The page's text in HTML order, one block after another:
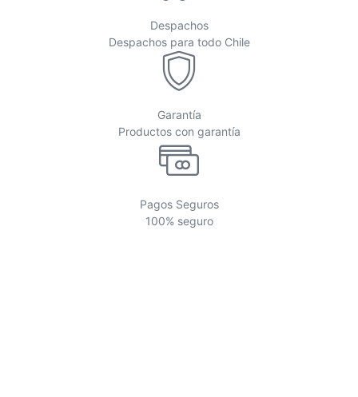
Despachos
Despachos para todo Chile
Garantía
Productos con garantía
Pagos Seguros
100% seguro